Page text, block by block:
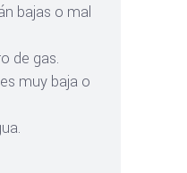
bajas o mal
de gas.
muy baja o